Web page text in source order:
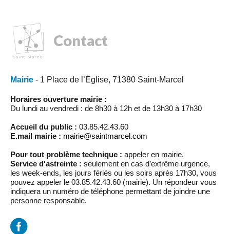
Contact
Mairie - 1 Place de l’Église, 71380 Saint-Marcel
Horaires ouverture mairie :
Du lundi au vendredi : de 8h30 à 12h et de 13h30 à 17h30
Accueil du public : 03.85.42.43.60
E.mail mairie : mairie@saintmarcel.com
Pour tout problème technique : appeler en mairie.
Service d'astreinte : seulement en cas d’extrême urgence,
les week-ends, les jours fériés ou les soirs après 17h30, vous
pouvez appeler le 03.85.42.43.60 (mairie). Un répondeur vous
indiquera un numéro de téléphone permettant de joindre une
personne responsable.